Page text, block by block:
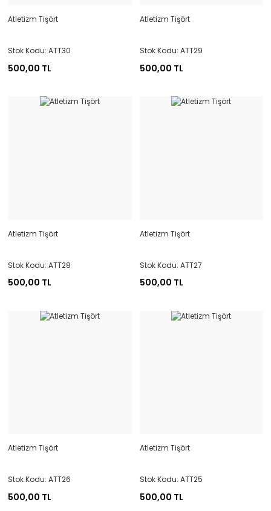
Atletizm Tişört
Stok Kodu: ATT30
500,00 TL
Atletizm Tişört
Stok Kodu: ATT29
500,00 TL
Atletizm Tişört
Stok Kodu: ATT28
500,00 TL
Atletizm Tişört
Stok Kodu: ATT27
500,00 TL
Atletizm Tişört
Stok Kodu: ATT26
500,00 TL
Atletizm Tişört
Stok Kodu: ATT25
500,00 TL